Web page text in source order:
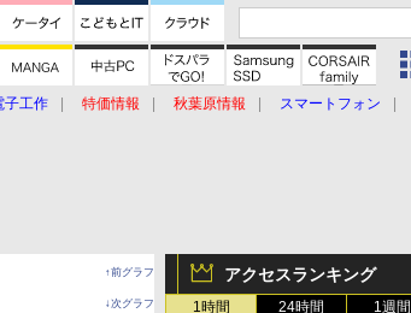
子工作 特価情報 秋葉原情報
スマートフォン
アクセスランキング
1時間 24時間 1週間
↑前グラフ
↓次グラフ